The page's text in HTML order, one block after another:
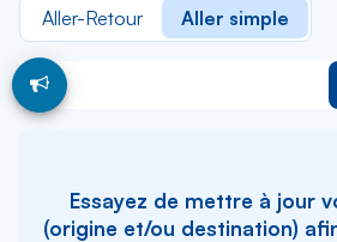
Aller-Retour Aller simple
Essayez de mettre à jour
(origine et/ou destination)